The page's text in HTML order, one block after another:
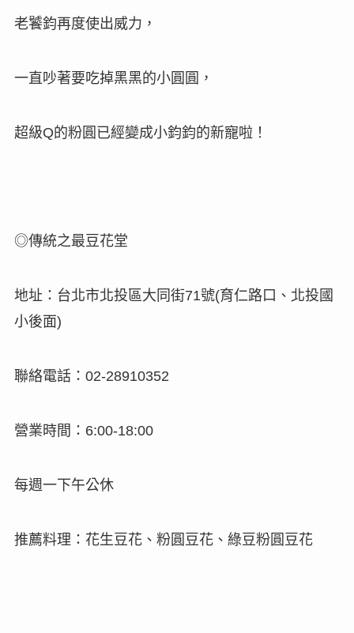
老饕鈞再度使出威力，
一直吵著要吃掉黑黑的小圓圓，
超級Q的粉圓已經變成小鈞鈞的新寵啦 ！
◎傳統之最豆花堂
地址：台北市北投區大同街71號(育仁路口、北投國
小後面)
聯絡電話： 02-28910352
營業時間： 6:00-18:00
每週一下午公休
推薦料理：花生豆花、粉圓豆花、綠豆粉圓豆花